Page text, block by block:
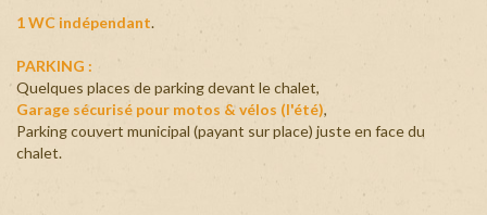
1 WC indépendant.
PARKING :
Quelques places de parking devant le chalet,
Garage sécurisé pour motos & vélos (l'été),
Parking couvert municipal (payant sur place) juste en face du
chalet.